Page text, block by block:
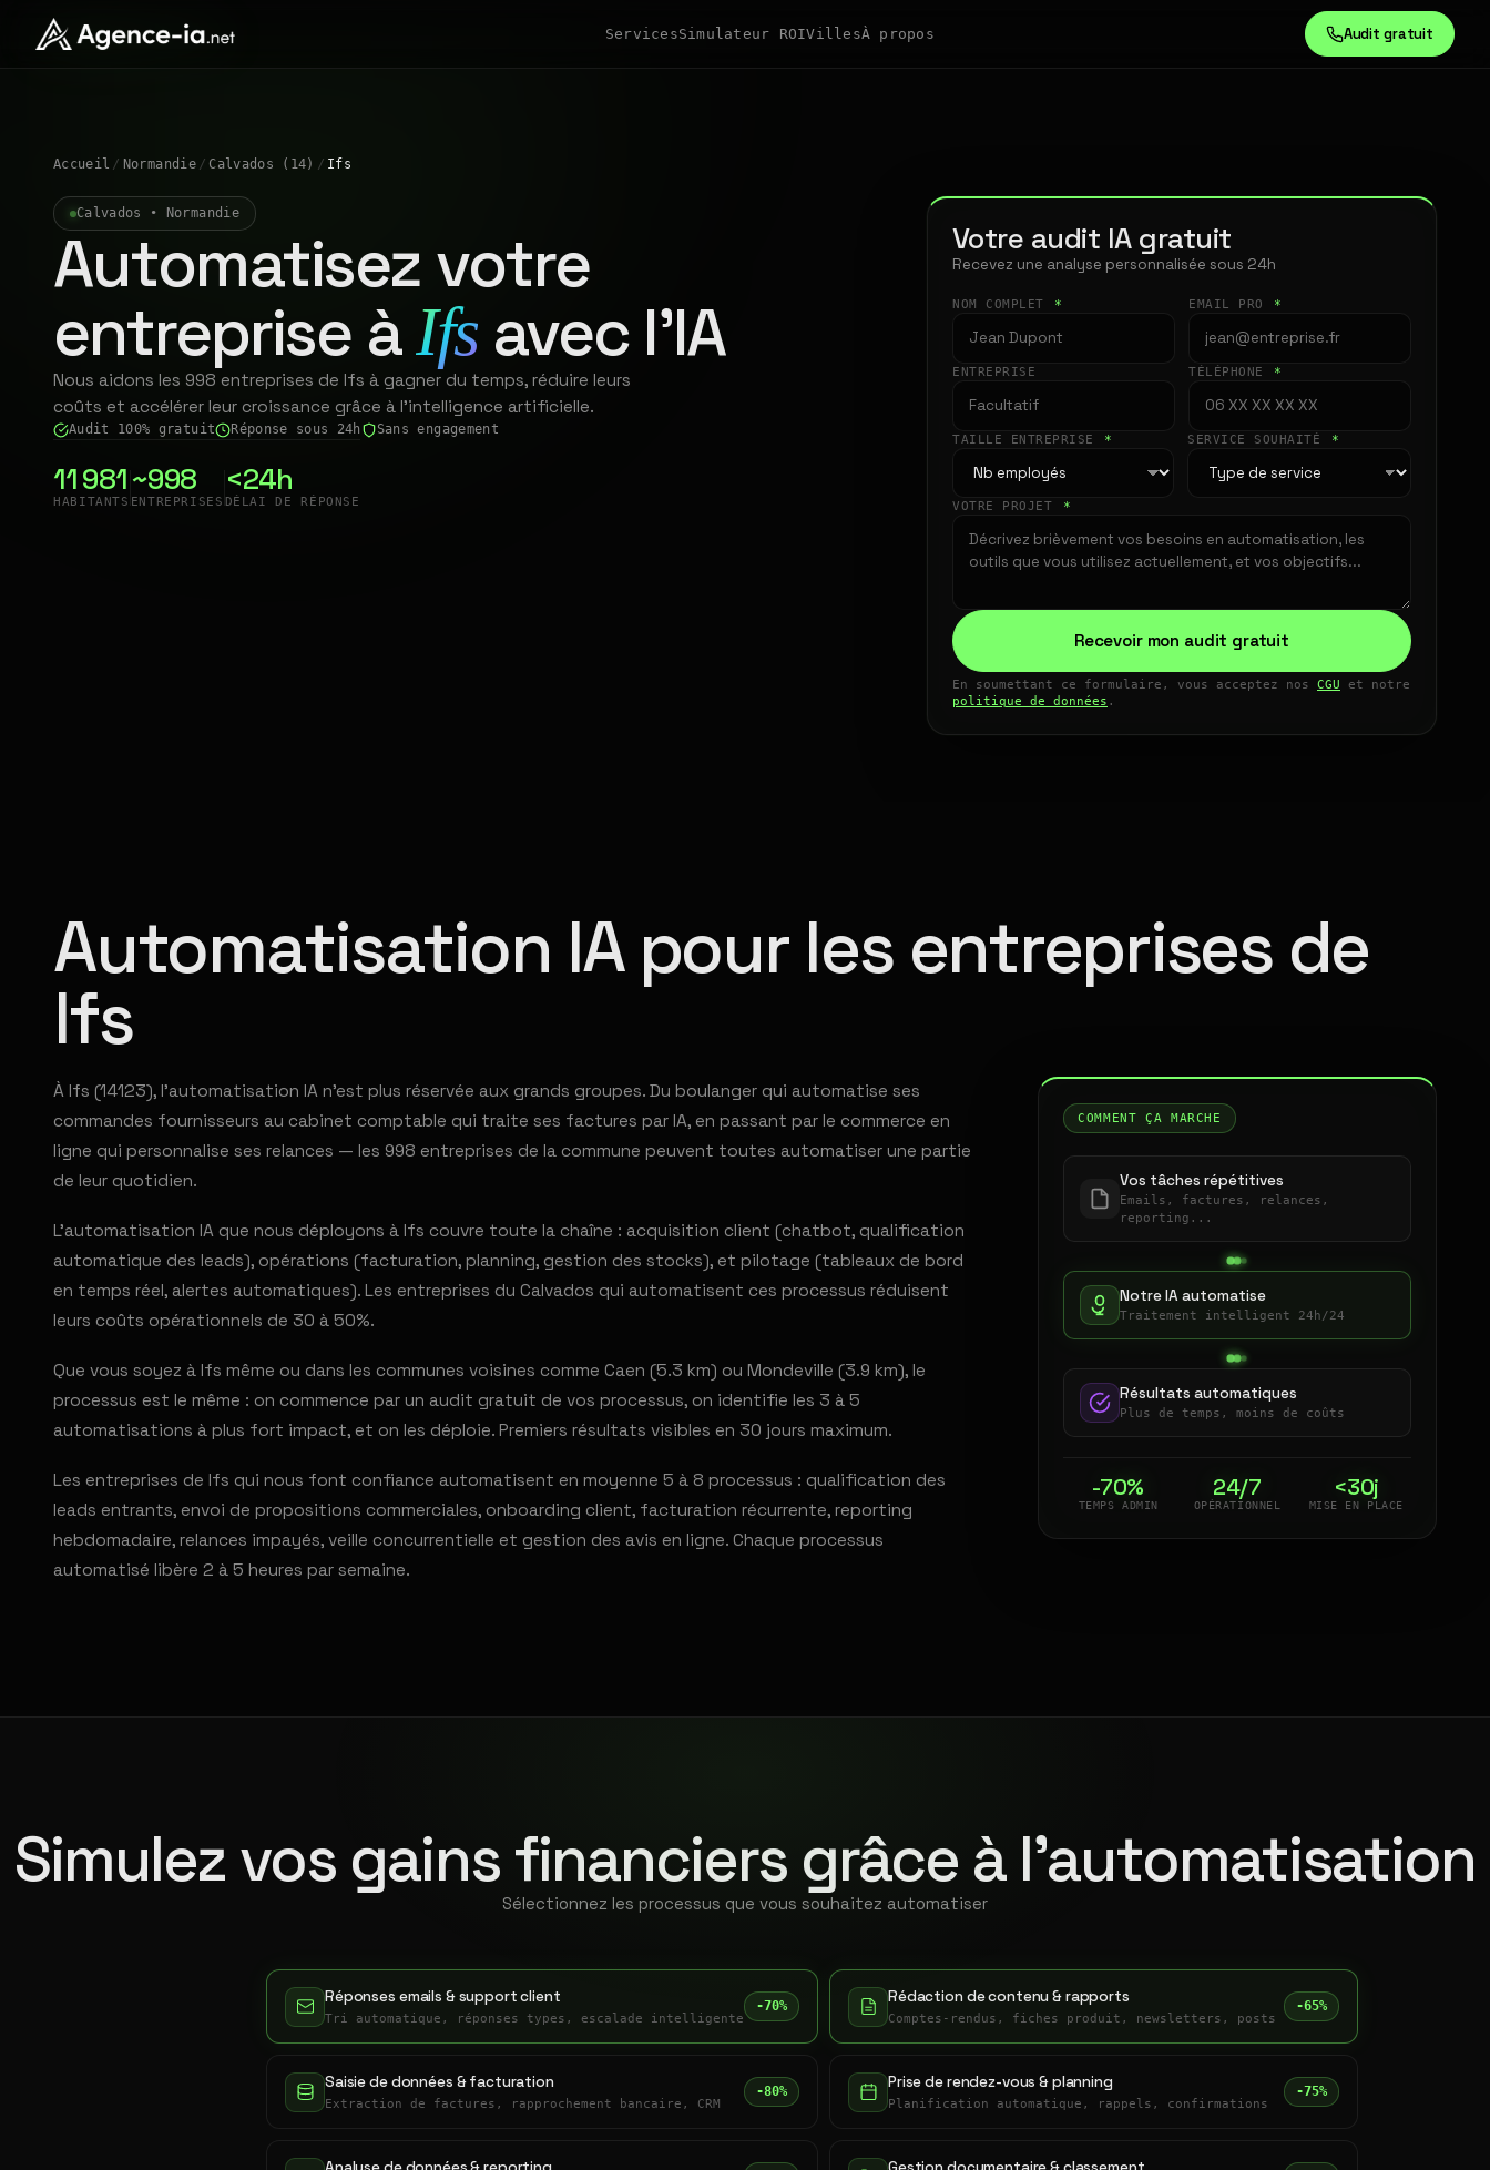
ServicesSimulateur ROIVillesÀ propos Audit gratuit
Accueil / Normandie / Calvados (14) / Ifs
Calvados • Normandie
Automatisez votre
entreprise àIfsavec l'IA
Nous aidons les 998 entreprises de Ifs à gagner du temps, réduire leurs
coûts et accélérer leur croissance grâce à l'intelligence artificielle.
Audit 100% gratuit Réponse sous 24h Sans engagement
11 981
HABITANTS
~998
ENTREPRISES
<24h
DÉLAI DE RÉPONSE
Votre audit IA gratuit
Recevez une analyse personnalisée sous 24h
NOM COMPLET * EMAIL PRO *
ENTREPRISE TÉLÉPHONE *
TAILLE ENTREPRISE * SERVICE SOUHAITÉ *
VOTRE PROJET *
Recevoir mon audit gratuit
En soumettant ce formulaire, vous acceptez nos CGU et notre
politique de données .
Automatisation IA pour les entreprises de
Ifs
À Ifs (14123), l'automatisation IA n'est plus réservée aux grands groupes. Du boulanger qui automatise ses
commandes fournisseurs au cabinet comptable qui traite ses factures par IA, en passant par le commerce en
ligne qui personnalise ses relances — les 998 entreprises de la commune peuvent toutes automatiser une partie
de leur quotidien.
L'automatisation IA que nous déployons à Ifs couvre toute la chaîne : acquisition client (chatbot, qualification
automatique des leads), opérations (facturation, planning, gestion des stocks), et pilotage (tableaux de bord
en temps réel, alertes automatiques). Les entreprises du Calvados qui automatisent ces processus réduisent
leurs coûts opérationnels de 30 à 50%.
Que vous soyez à Ifs même ou dans les communes voisines comme Caen (5.3 km) ou Mondeville (3.9 km), le
processus est le même : on commence par un audit gratuit de vos processus, on identifie les 3 à 5
automatisations à plus fort impact, et on les déploie. Premiers résultats visibles en 30 jours maximum.
Les entreprises de Ifs qui nous font confiance automatisent en moyenne 5 à 8 processus : qualification des
leads entrants, envoi de propositions commerciales, onboarding client, facturation récurrente, reporting
hebdomadaire, relances impayés, veille concurrentielle et gestion des avis en ligne. Chaque processus
automatisé libère 2 à 5 heures par semaine.
COMMENT ÇA MARCHE
Vos tâches répétitives
Emails, factures, relances,
reporting...
Notre IA automatise
Traitement intelligent 24h/24
Résultats automatiques
Plus de temps, moins de coûts
-70%
TEMPS ADMIN
24/7
OPÉRATIONNEL
<30j
MISE EN PLACE
Simulez vos gains financiers grâce à l'automatisation
Sélectionnez les processus que vous souhaitez automatiser
Réponses emails & support client
Tri automatique, réponses types, escalade intelligente
-70% Rédaction de contenu & rapports
Comptes-rendus, fiches produit, newsletters, posts
-65%
Saisie de données & facturation
Extraction de factures, rapprochement bancaire, CRM
-80% Prise de rendez-vous & planning
Planification automatique, rappels, confirmations
-75%